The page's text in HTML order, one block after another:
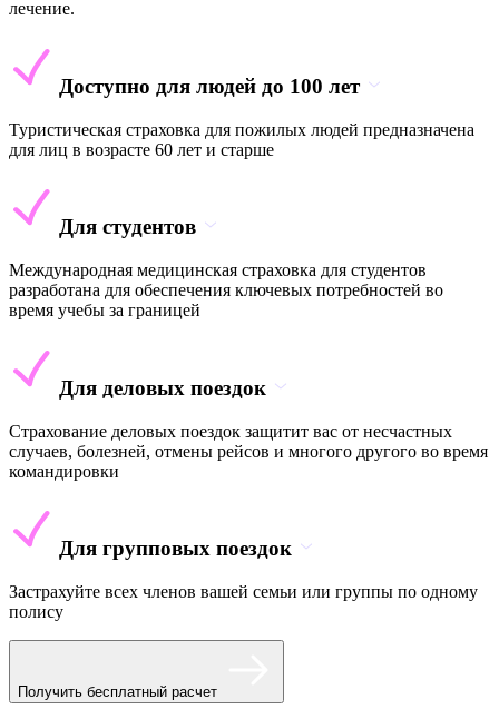
лечение.
Доступно для людей до 100 лет
Туристическая страховка для пожилых людей предназначена
для лиц в возрасте 60 лет и старше
Для студентов
Международная медицинская страховка для студентов
разработана для обеспечения ключевых потребностей во
время учебы за границей
Для деловых поездок
Страхование деловых поездок защитит вас от несчастных
случаев, болезней, отмены рейсов и многого другого во время
командировки
Для групповых поездок
Застрахуйте всех членов вашей семьи или группы по одному
полису
Получить бесплатный расчет